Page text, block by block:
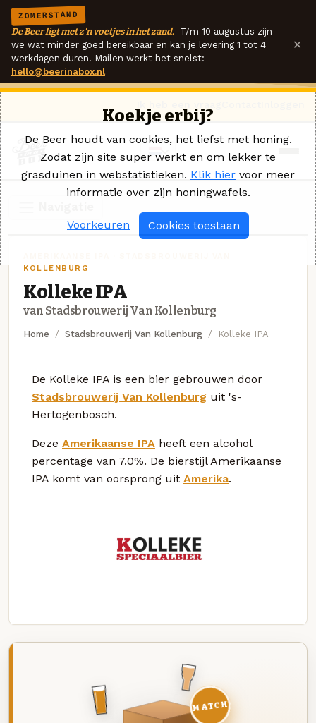
ZOMERSTAND
De Beer ligt met z'n voetjes in het zand. T/m 10 augustus zijn
we wat minder goed bereikbaar en kan je levering 1 tot 4
werkdagen duren. Mailen werkt het snelst:
hello@beerinabox.nl
×
KOLLENBURG
Kolleke IPA
van Stadsbrouwerij Van Kollenburg
Home Stadsbrouwerij Van Kollenburg Kolleke IPA
De Kolleke IPA is een bier gebrouwen door
Stadsbrouwerij Van Kollenburg uit 's-
Hertogenbosch.
Deze Amerikaanse IPA heeft een alcohol
percentage van 7.0%. De bierstijl Amerikaanse
IPA komt van oorsprong uit Amerika.
MATCH
Koekje erbij?
De Beer houdt van cookies, het liefst met honing.
Zodat zijn site super werkt en om lekker te
grasduinen in webstatistieken. Klik hier voor meer
informatie over zijn honingwafels.
Voorkeuren Cookies toestaan